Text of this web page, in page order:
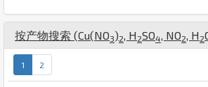
按产物搜索 (Cu(NO3)2, H 2SO4, NO2, H 2
1 2